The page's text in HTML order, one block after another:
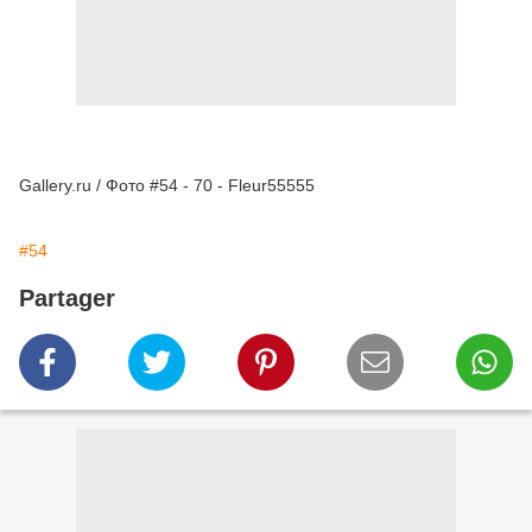
Gallery.ru / Фото #54 - 70 - Fleur55555
#54
Partager